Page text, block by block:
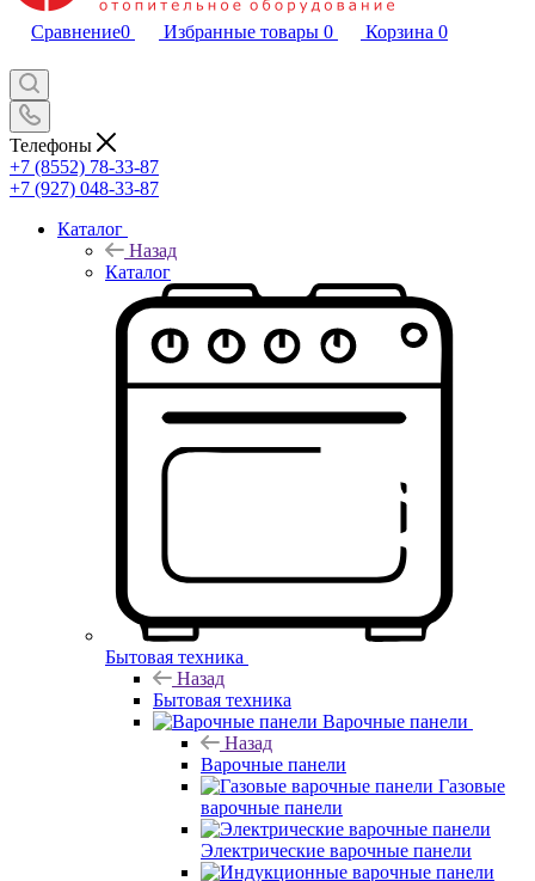
Сравнение0 Избранные товары 0 Корзина 0
Телефоны
+7 (8552) 78-33-87
+7 (927) 048-33-87
Каталог
Назад
Каталог
Бытовая техника
Назад
Бытовая техника
Варочные панели
Назад
Варочные панели
Газовые
варочные панели
Электрические варочные панели